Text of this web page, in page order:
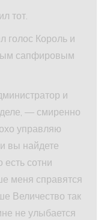
тот.
Король и
сапфировым
и
— смиренно
управляю
вы найдете
есть сотни
меня справятся
Величество так
не улыбается